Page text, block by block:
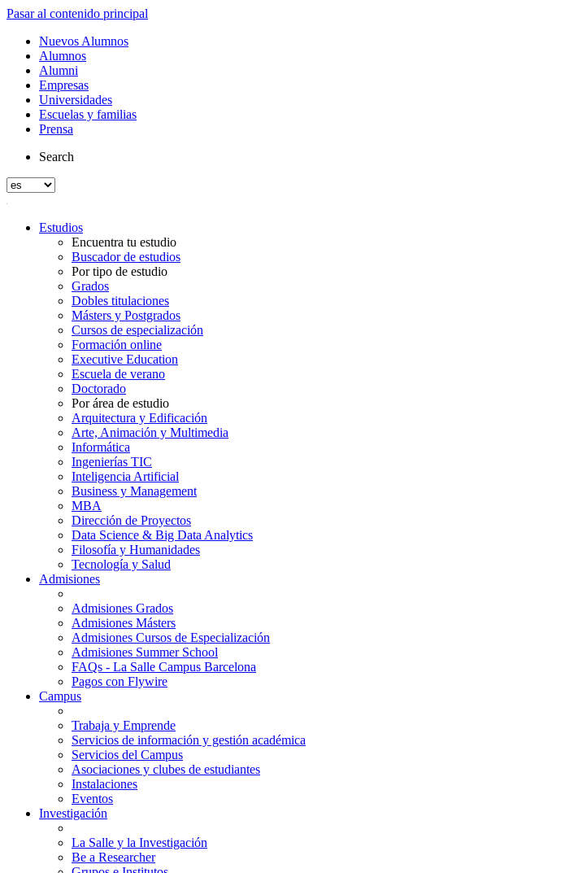
Pasar al contenido principal
Nuevos Alumnos
Alumnos
Alumni
Empresas
Universidades
Escuelas y familias
Prensa
Search
Estudios
Encuentra tu estudio
Buscador de estudios
Por tipo de estudio
Grados
Dobles titulaciones
Másters y Postgrados
Cursos de especialización
Formación online
Executive Education
Escuela de verano
Doctorado
Por área de estudio
Arquitectura y Edificación
Arte, Animación y Multimedia
Informática
Ingenierías TIC
Inteligencia Artificial
Business y Management
MBA
Dirección de Proyectos
Data Science & Big Data Analytics
Filosofía y Humanidades
Tecnología y Salud
Admisiones
Admisiones Grados
Admisiones Másters
Admisiones Cursos de Especialización
Admisiones Summer School
FAQs - La Salle Campus Barcelona
Pagos con Flywire
Campus
Trabaja y Emprende
Servicios de información y gestión académica
Servicios del Campus
Asociaciones y clubes de estudiantes
Instalaciones
Eventos
Investigación
La Salle y la Investigación
Be a Researcher